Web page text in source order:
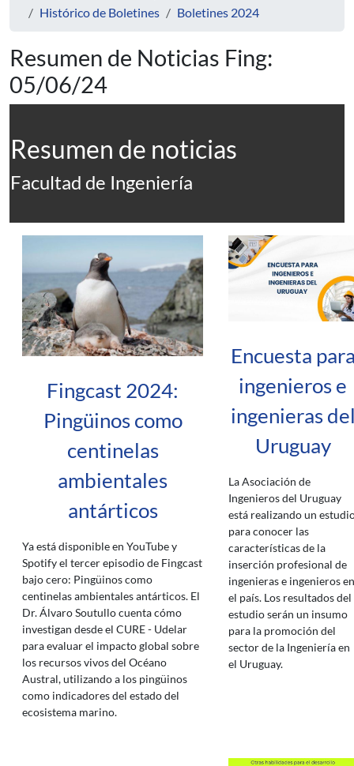
Histórico de Boletines
Boletines 2024
Resumen de Noticias Fing:
05/06/24
Resumen de noticias
Facultad de Ingeniería
Fingcast 2024:
Pingüinos como
centinelas
ambientales
antárticos
Ya está disponible en YouTube y
Spotify el tercer episodio de Fingcast
bajo cero: Pingüinos como
centinelas ambientales antárticos. El
Dr. Álvaro Soutullo cuenta cómo
investigan desde el CURE - Udelar
para evaluar el impacto global sobre
los recursos vivos del Océano
Austral, utilizando a los pingüinos
como indicadores del estado del
ecosistema marino.
Encuesta
ingenieros e
ingenieras
Uruguay
La Asociación de
Ingenieros del Uruguay
está realizando un
para conocer las
características de la
inserción profesional de
ingenieras e ingenieros en
el país. Los resultados del
estudio serán un insumo
para la promoción del
sector de la Ingeniería en
el Uruguay.